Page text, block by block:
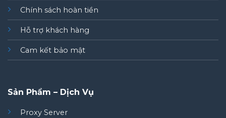
Chính sách hoàn tiền
Hỗ trợ khách hàng
Cam kết bảo mật
Sản Phẩm – Dịch Vụ
Proxy Server